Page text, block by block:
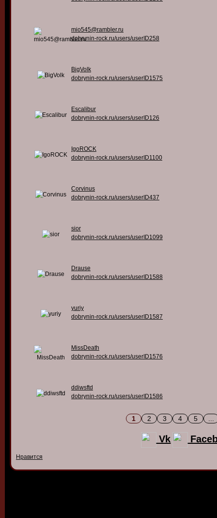
mio545@rambler.ru
dobrynin-rock.ru/users/userID258
BigVolk
dobrynin-rock.ru/users/userID1575
Escalibur
dobrynin-rock.ru/users/userID126
IgoROCK
dobrynin-rock.ru/users/userID1100
Corvinus
dobrynin-rock.ru/users/userID437
sior
dobrynin-rock.ru/users/userID1099
Drause
dobrynin-rock.ru/users/userID1588
yuriy
dobrynin-rock.ru/users/userID1587
MissDeath
dobrynin-rock.ru/users/userID1576
ddiwsftd
dobrynin-rock.ru/users/userID1586
1 2 3 4 5
Vk
Нравится